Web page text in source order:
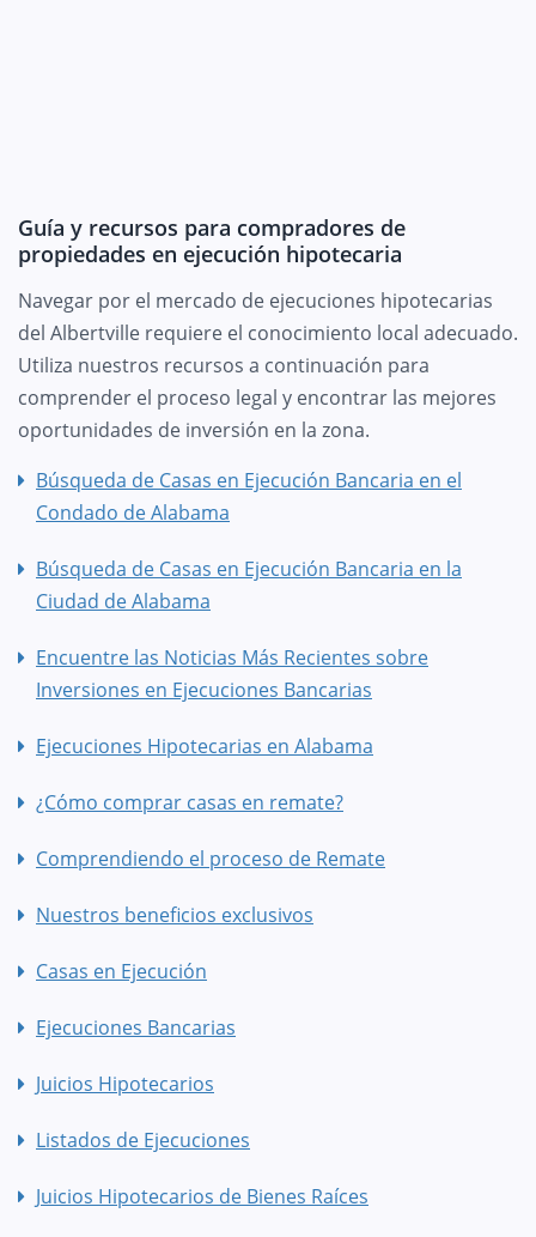
Guía y recursos para compradores de
propiedades en ejecución hipotecaria
Navegar por el mercado de ejecuciones hipotecarias
del Albertville requiere el conocimiento local adecuado.
Utiliza nuestros recursos a continuación para
comprender el proceso legal y encontrar las mejores
oportunidades de inversión en la zona.
Búsqueda de Casas en Ejecución Bancaria en el
Condado de Alabama
Búsqueda de Casas en Ejecución Bancaria en la
Ciudad de Alabama
Encuentre las Noticias Más Recientes sobre
Inversiones en Ejecuciones Bancarias
Ejecuciones Hipotecarias en Alabama
¿Cómo comprar casas en remate?
Comprendiendo el proceso de Remate
Nuestros beneficios exclusivos
Casas en Ejecución
Ejecuciones Bancarias
Juicios Hipotecarios
Listados de Ejecuciones
Juicios Hipotecarios de Bienes Raíces